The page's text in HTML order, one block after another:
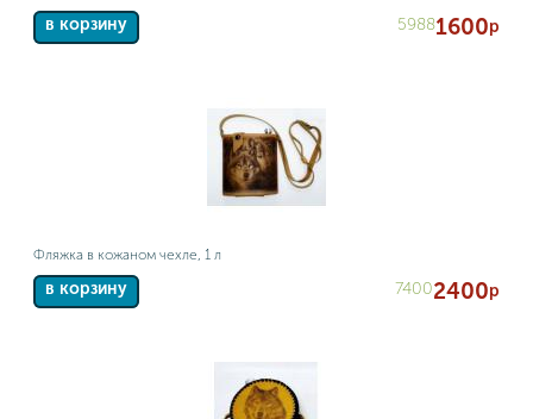
в корзину 59881600р
Фляжка в кожаном чехле, 1 л
в корзину 74002400р